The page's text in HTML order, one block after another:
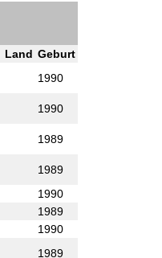
Land Geburt
1990
1990
1989
1989
1990
1989
1990
1989